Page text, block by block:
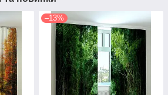
–13%